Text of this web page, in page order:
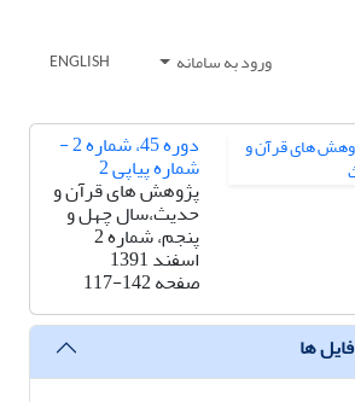
ورود به سامانه ENGLISH
دوره 45، شماره 2 -
شماره پیاپی 2
پژوهش های قرآن و
حدیث،سال چهل و
پنجم، شماره 2
اسفند 1391
صفحه117-142
فایل ها